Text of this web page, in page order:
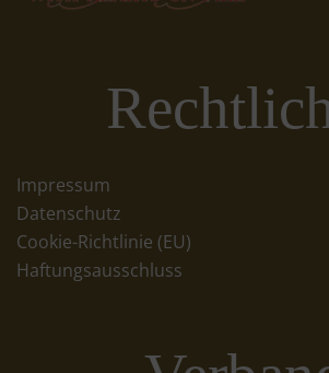
Impressum
Datenschutz
Cookie-Richtlinie (EU)
Haftungsausschluss